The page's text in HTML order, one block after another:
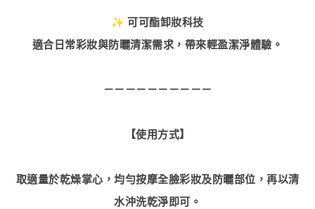
✨ 可可酯卸妝科技
適合日常彩妝與防曬清潔需求，帶來輕盈潔淨體驗。
－－－－－－－－－－
【使用方式】
取適量於乾燥掌心，均勻按摩全臉彩妝及防曬部位，再以清
水沖洗乾淨即可。